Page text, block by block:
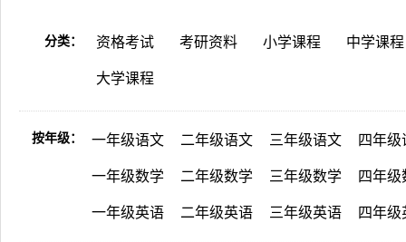
分类： 资格考试 考研资料 小学课程 中学课程
大学课程
按年级： 一年级语文 二年级语文 三年级语文 四年级
一年级数学 二年级数学 三年级数学 四年级
一年级英语 二年级英语 三年级英语 四年级